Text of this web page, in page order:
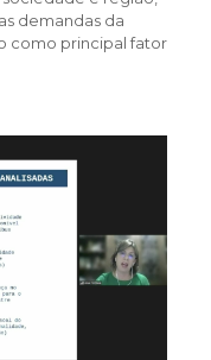
demandas da
como principal fator